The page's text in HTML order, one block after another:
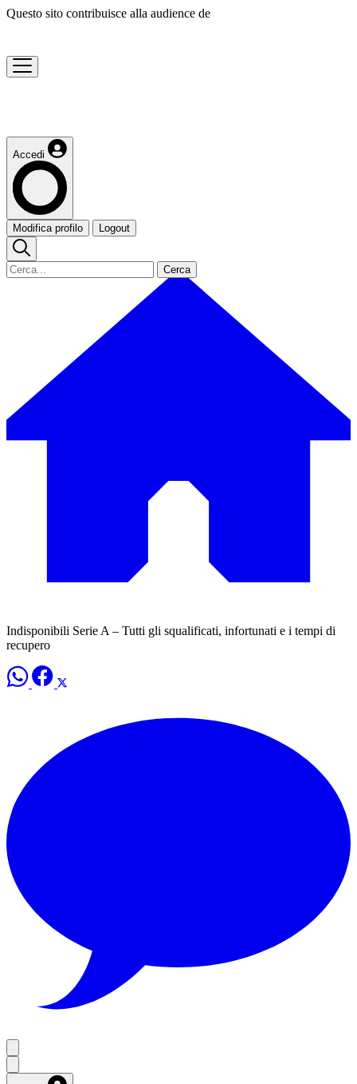
Questo sito contribuisce alla audience de
Accedi
Modifica profilo Logout
Cerca
Indisponibili Serie A – Tutti gli squalificati, infortunati e i tempi di
recupero